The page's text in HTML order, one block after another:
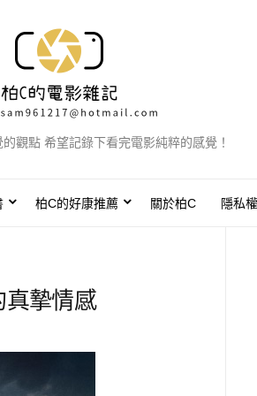
觀點 希望記錄下看完電影純粹的感覺！
柏C的好康推薦 關於柏C 隱私
摯情感